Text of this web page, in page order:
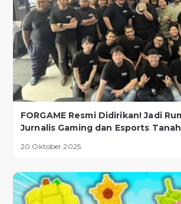
FORGAME Resmi Didirikan! Jadi
Jurnalis Gaming dan Esports
20 Oktober 2025